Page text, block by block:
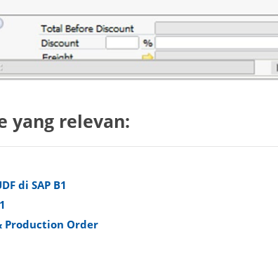
yang relevan:
di SAP B1
Production Order